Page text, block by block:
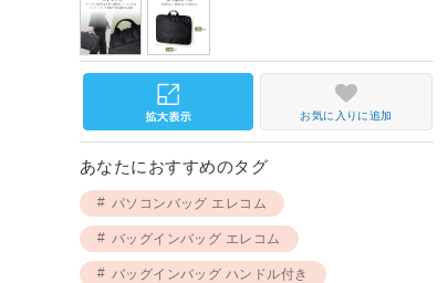
お気に入りに追加
あなたにおすすめのタグ
パソコンバッグ エレコム
バッグインバッグ エレコム
バッグインバッグ ハンドル付き